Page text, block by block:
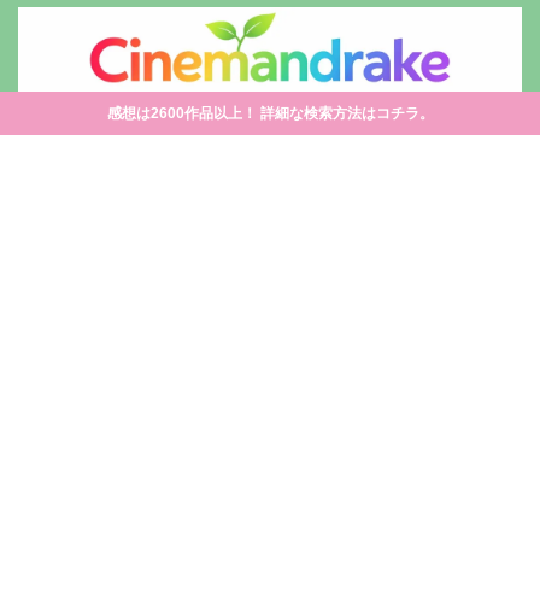
感想は2600作品以上！ 詳細な検索方法はコチラ。